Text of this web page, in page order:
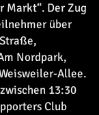
Markt“. Der Zug
über
Nordpark,
Allee.
13:30
Club